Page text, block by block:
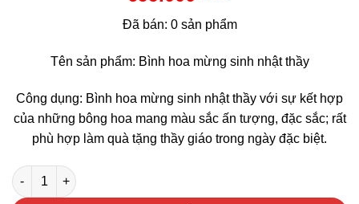
Đã bán: 0 sản phẩm
Tên sản phẩm: Bình hoa mừng sinh nhật thầy
Công dụng: Bình hoa mừng sinh nhật thầy với sự kết hợp
của những bông hoa mang màu sắc ấn tượng, đặc sắc; rất
phù hợp làm quà tặng thầy giáo trong ngày đặc biệt.
Bình Hoa Mừng Sinh Nhật Thầy số lượng